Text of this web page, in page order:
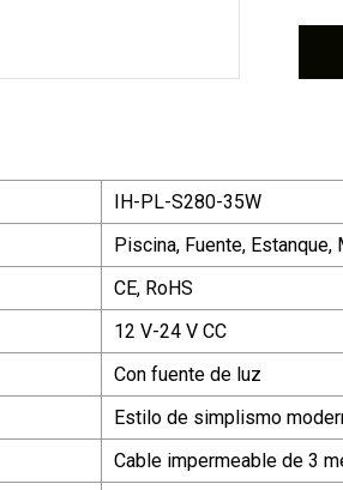
IH-PL-S280-35W
Piscina, Fuente, Estanque,
CE, RoHS
12 V-24 V CC
Con fuente de luz
Estilo de simplismo
Cable impermeable de 3